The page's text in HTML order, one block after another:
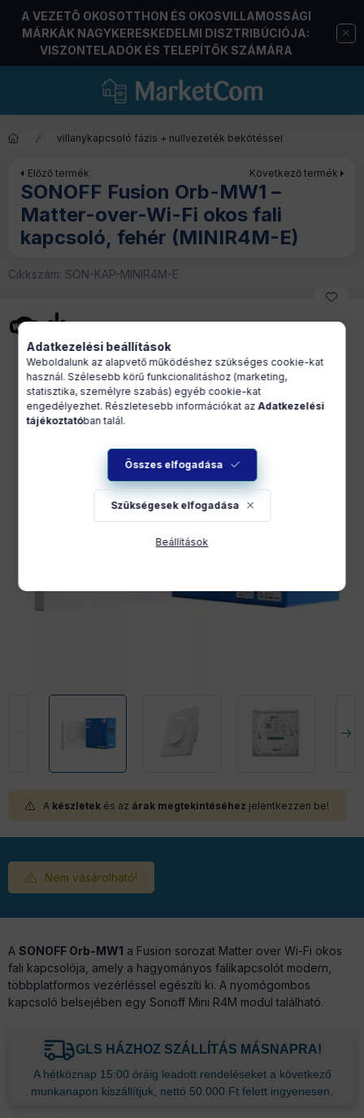
A VEZETŐ OKOSOTTHON ÉS OKOSVILLAMOSSÁGI
MÁRKÁK NAGYKERESKEDELMI DISZTRIBÚCIÓJA:
VISZONTELADÓK ÉS TELEPÍTŐK SZÁMÁRA
villanykapcsoló fázis + nullvezeték bekötéssel
Előző termék Következő termék
SONOFF Fusion Orb-MW1 –
Matter-over-Wi-Fi okos fali
kapcsoló, fehér (MINIR4M-E)
Cikkszám: SON-KAP-MINIR4M-E
A készletek és az árak megtekintéséhez jelentkezzen be!
Nem vásárolható!
A SONOFF Orb-MW1 a Fusion sorozat Matter over Wi-Fi okos
fali kapcsolója, amely a hagyományos falikapcsolót modern,
többplatformos vezérléssel egészíti ki. A nyomógombos
kapcsoló belsejében egy Sonoff Mini R4M modul található.
GLS HÁZHOZ SZÁLLÍTÁS MÁSNAPRA!
A hétköznap 15:00 óráig leadott rendeléseket a következő
munkanapon kiszállítjuk, nettó 50.000 Ft felett ingyenesen.
Adatkezelési beállítások
Weboldalunk az alapvető működéshez szükséges cookie-kat
használ. Szélesebb körű funkcionalitáshoz (marketing,
statisztika, személyre szabás) egyéb cookie-kat
engedélyezhet. Részletesebb információkat azAdatkezelési
tájékoztatóban talál.
Összes elfogadása
Szükségesek elfogadása
Beállítások